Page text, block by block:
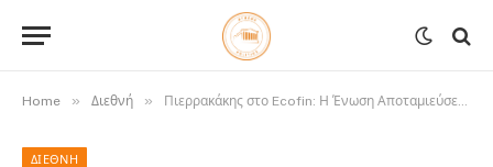
Home » Διεθνή » Πιερρακάκης στο Ecofin: Η Ένωση Αποταμιεύσεων και Επενδύσεων μπορεί να γίνει η μεγαλύτερη πολιτική νίκη της γενιάς μας
ΔΙΕΘΝΉ